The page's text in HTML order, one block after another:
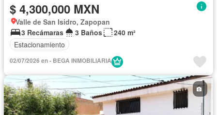
$ 4,300,000 MXN
Valle de San Isidro, Zapopan
3 Recámaras
3 Baños
240 m²
Estacionamiento
02/07/2026 en - BEGA INMOBILIARIA